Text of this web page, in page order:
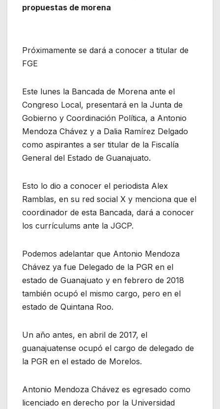
propuestas de morena
Próximamente se dará a conocer a titular de
FGE
Este lunes la Bancada de Morena ante el
Congreso Local, presentará en la Junta de
Gobierno y Coordinación Política, a Antonio
Mendoza Chávez y a Dalia Ramírez Delgado
como aspirantes a ser titular de la Fiscalía
General del Estado de Guanajuato.
Esto lo dio a conocer el periodista Alex
Ramblas, en su red social X y menciona que el
coordinador de esta Bancada, dará a conocer
los currículums ante la JGCP.
Podemos adelantar que Antonio Mendoza
Chávez ya fue Delegado de la PGR en el
estado de Guanajuato y en febrero de 2018
también ocupó el mismo cargo, pero en el
estado de Quintana Roo.
Un año antes, en abril de 2017, el
guanajuatense ocupó el cargo de delegado de
la PGR en el estado de Morelos.
Antonio Mendoza Chávez es egresado como
licenciado en derecho por la Universidad